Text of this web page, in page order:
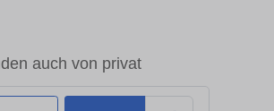
auch von privat